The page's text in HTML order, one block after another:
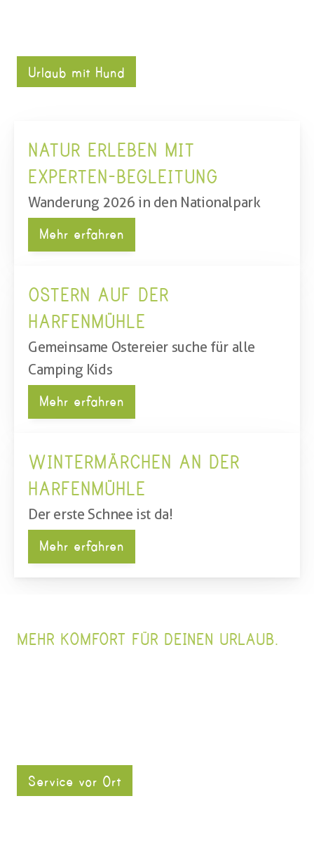
Urlaub mit Hund
NATUR ERLEBEN MIT
EXPERTEN-BEGLEITUNG
Wanderung 2026 in den Nationalpark
Mehr erfahren
OSTERN AUF DER
HARFENMÜHLE
Gemeinsame Ostereier suche für alle
Camping Kids
Mehr erfahren
WINTERMÄRCHEN AN DER
HARFENMÜHLE
Der erste Schnee ist da!
Mehr erfahren
MEHR KOMFORT FÜR DEINEN URLAUB.
Service vor Ort